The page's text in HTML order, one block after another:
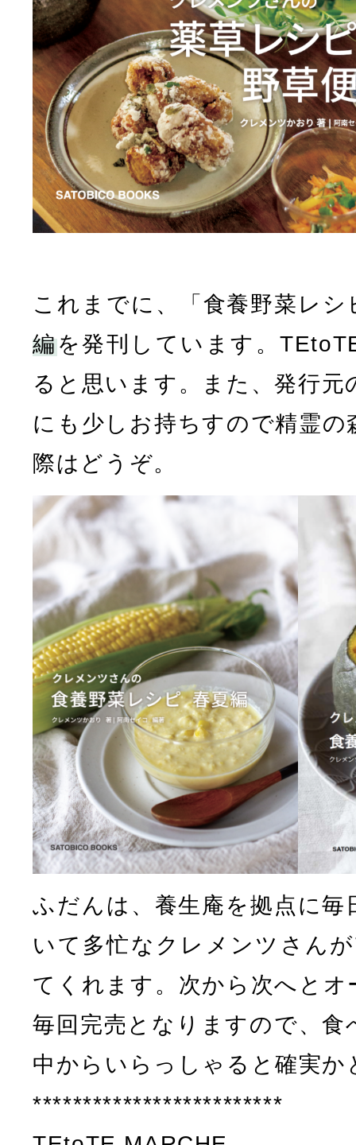
これまでに、「食養野菜レシ
編を発刊しています。
ると思います。また、発行
にも少しお持ちすので精霊
際はどうぞ。
ふだんは、養生庵を拠点に毎
いて多忙なクレメンツさん
てくれます。次から次へと
毎回完売となりますので、食
中からいらっしゃると確実か
*************************